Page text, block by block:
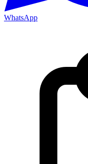
WhatsApp